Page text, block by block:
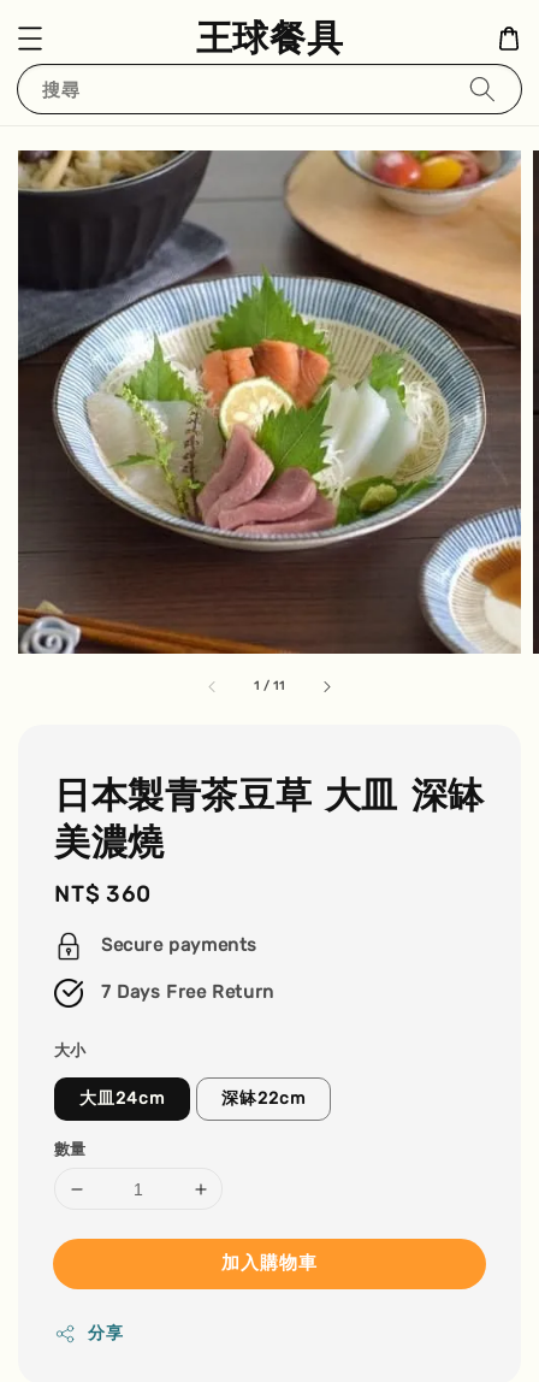
王球餐具
搜尋
1 /11
日本製青茶豆草 大皿 深缽
美濃燒
Regular
price
NT$ 360
Secure payments
7 Days Free Return
大小
大皿24cm 深缽22cm
數量
加入購物車
分享